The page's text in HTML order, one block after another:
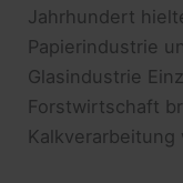
Jahrhundert
Papierindustrie
Glasindustrie
Forstwirtschaft